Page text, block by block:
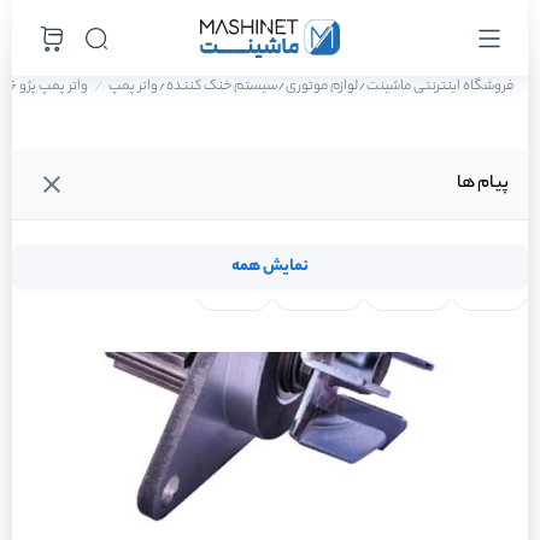
پیام ها
نمایش همه
فروشگاه اینترنتی ماشینت/لوازم موتوری/سیستم خنک کننده/واتر پمپ واتر پمپ پژو 206 تیپ 2 سال 1390